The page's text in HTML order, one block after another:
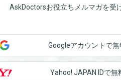
AskDoctorsお役立ちメルマガを受
とができます。登録すると回答を
。登録すると回答を閲覧すること
Googleアカウントで無
Yahoo! JAPAN IDで無